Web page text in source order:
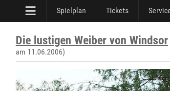
Spielplan Tickets
Die lustigen Weiber von Windsor
am 11.06.2006)